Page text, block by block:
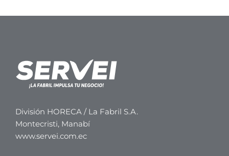
División HORECA / La Fabril S.A.
Montecristi, Manabí
www.servei.com.ec